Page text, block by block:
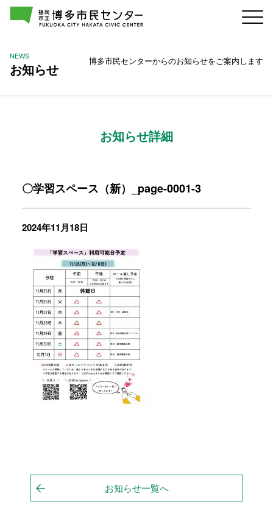
NEWS
お知らせ 博多市民センターからのお知らせをご案内します
お知らせ詳細
〇学習スペース（新）_page-0001-3
2024年11月18日
お知らせ一覧へ